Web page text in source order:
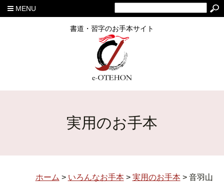
MENU
書道・習字のお手本サイト
実用のお手本
ホーム > いろんなお手本> 実用のお手本> 音羽山